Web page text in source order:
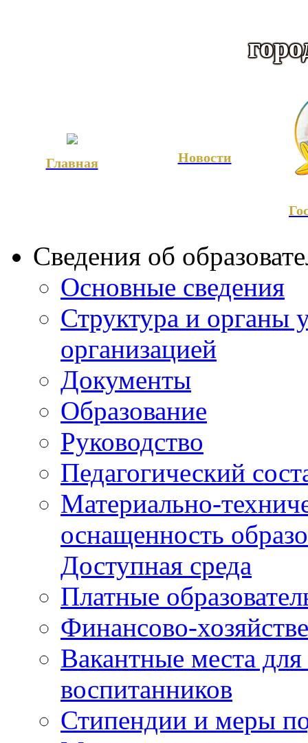
Главная Новости
Сведения об
Основные сведения
Структура и органы
организацией
Документы
Образование
Руководство
Педагогический
Материально-
оснащенность
Доступная среда
Платные
Финансово-
Вакантные места
воспитанников
Стипендии и меры